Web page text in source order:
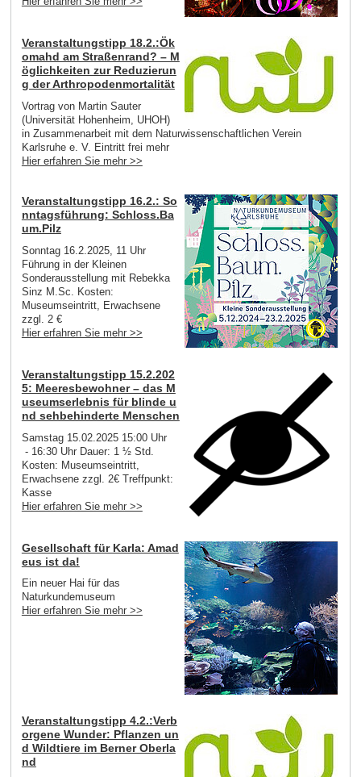
Veranstaltungstipp 18.2.:Ök
omahd am Straßenrand? – M
öglichkeiten zur Reduzierun
g der Arthropodenmortalität
Vortrag von Martin Sauter
(Universität Hohenheim, UHOH)
in Zusammenarbeit mit dem Naturwissenschaftlichen Verein
Karlsruhe e. V. Eintritt frei mehr
Hier erfahren Sie mehr >>
Veranstaltungstipp 16.2.: So
nntagsführung: Schloss.Ba
um.Pilz
Sonntag 16.2.2025, 11 Uhr
Führung in der Kleinen
Sonderausstellung mit Rebekka
Sinz M.Sc. Kosten:
Museumseintritt, Erwachsene
zzgl. 2 €
Hier erfahren Sie mehr >>
Veranstaltungstipp 15.2.202
5: Meeresbewohner – das M
useumserlebnis für blinde u
nd sehbehinderte Menschen
Samstag 15.02.2025 15:00 Uhr
- 16:30 Uhr Dauer: 1 ½ Std.
Kosten: Museumseintritt,
Erwachsene zzgl. 2€ Treffpunkt:
Kasse
Hier erfahren Sie mehr >>
Gesellschaft für Karla: Amad
eus ist da!
Ein neuer Hai für das
Naturkundemuseum
Hier erfahren Sie mehr >>
Veranstaltungstipp 4.2.:Verb
orgene Wunder: Pflanzen un
d Wildtiere im Berner Oberla
nd